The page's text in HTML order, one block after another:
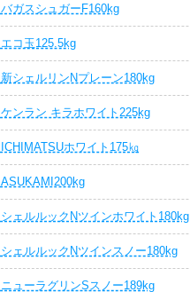
バガスシュガーF160kg
エコ玉125.5kg
新シェルリンNプレーン180kg
ケンラン キラホワイト225kg
ICHIMATSUホワイト175㎏
ASUKAMI200kg
シェルルックNツインホワイト180kg
シェルルックNツインスノー180kg
ニューラグリンSスノー189kg